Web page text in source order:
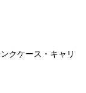
クケース・キャリ